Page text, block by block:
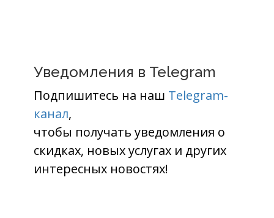
Уведомления в Telegram
Подпишитесь на наш Telegram-
канал,
чтобы получать уведомления о
скидках, новых услугах и других
интересных новостях!